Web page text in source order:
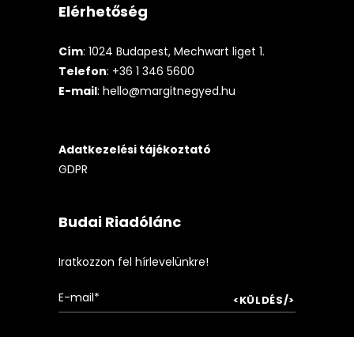
Elérhetőség
Cím: 1024 Budapest, Mechwart liget 1.
Telefon: +36 1 346 5600
E-mail: hello@margitnegyed.hu
Adatkezelési tájékoztató
GDPR
Budai Riadólánc
Iratkozzon fel hírlevelünkre!